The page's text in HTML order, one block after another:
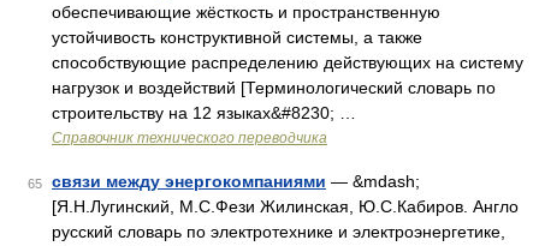
обеспечивающие жёсткость и пространственную
устойчивость конструктивной системы, а также
способствующие распределению действующих на систему
нагрузок и воздействий [Терминологический словарь по
строительству на 12 языках&#8230; …
Справочник технического переводчика
65 связи между энергокомпаниями — &mdash;
[Я.Н.Лугинский, М.С.Фези Жилинская, Ю.С.Кабиров. Англо
русский словарь по электротехнике и электроэнергетике,